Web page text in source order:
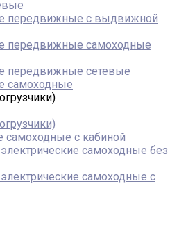
передвижные с выдвижной
передвижные самоходные
передвижные сетевые
самоходные
самоходные с кабиной
самоходные без
самоходные с